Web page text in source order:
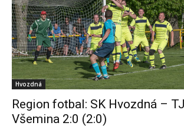
Hvozdná
Region fotbal: SK Hvozdná –
Všemina 2:0 (2:0)